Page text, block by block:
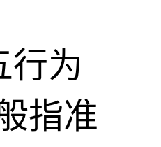
行为
指准